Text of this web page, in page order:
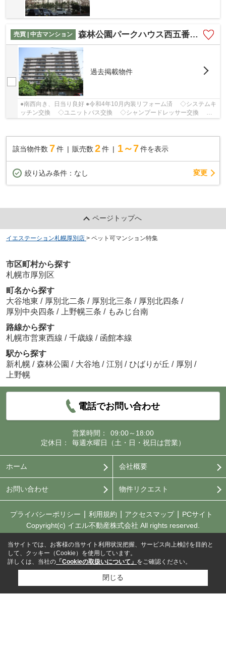
売買 | 中古マンション 森林公園パークハウス西五番街C棟
過去掲載物件
●南西向き、日当り良好 ●令和4年10月内装リフォーム済 ◇システムキ
ッチン交換 ◇ユニットバス交換 ◇シャンプードレッサー交換 ◇
該当物件数 7件 販売数 2 件 1～7 件を表示
絞り込み条件： なし 変更
ページトップへ
イエステーション札幌厚別店 > ペット可マンション特集
市区町村から探す
札幌市厚別区
町名から探す
大谷地東 / 厚別北二条 / 厚別北三条 / 厚別北四条 /
厚別中央四条 / 上野幌三条 / もみじ台南
路線から探す
札幌市営東西線 / 千歳線 / 函館本線
駅から探す
新札幌 / 森林公園 / 大谷地 / 江別 / ひばりが丘 / 厚別 /
上野幌
電話でお問い合わせ
営業時間：
09:00～18:00
定休日：
毎週水曜日（土・日・祝日は営業）
ホーム 会社概要
お問い合わせ 物件リクエスト
プライバシーポリシー 利用規約 アクセスマップ
PCサイト
Copyright(c) イエル不動産株式会社 All rights reserved.
当サイトでは、お客様の当サイト利用状況把握、サービス向上検討を目的と
して、クッキー（Cookie）を使用しています。
詳しくは、当社の 「Cookieの取扱いについて」 をご確認ください。
閉じる